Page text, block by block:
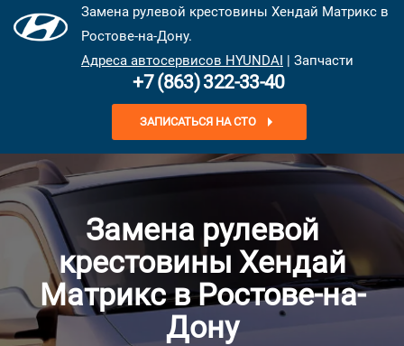
Замена рулевой крестовины Хендай Матрикс в
Ростове-на-Дону.
Адреса автосервисов HYUNDAI | Запчасти
+7 (863) 322-33-40
ЗАПИСАТЬСЯ НА СТО
Замена рулевой
крестовины Хендай
Матрикс в Ростове-на-
Дону